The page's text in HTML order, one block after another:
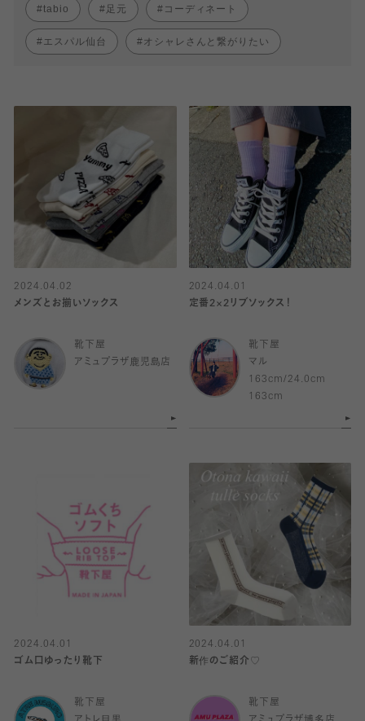
tabio 足元 コーディネート
エスパル仙台 オシャレさんと繋がりたい
2024.04.02
メンズとお揃いソックス
靴下屋
アミュプラザ鹿児島店
2024.04.01
定番2×2リブソックス！
靴下屋
マル
163cm/24.0cm
163cm
2024.04.01
ゴム口ゆったり靴下
靴下屋
2024.04.01
新作のご紹介♡
靴下屋